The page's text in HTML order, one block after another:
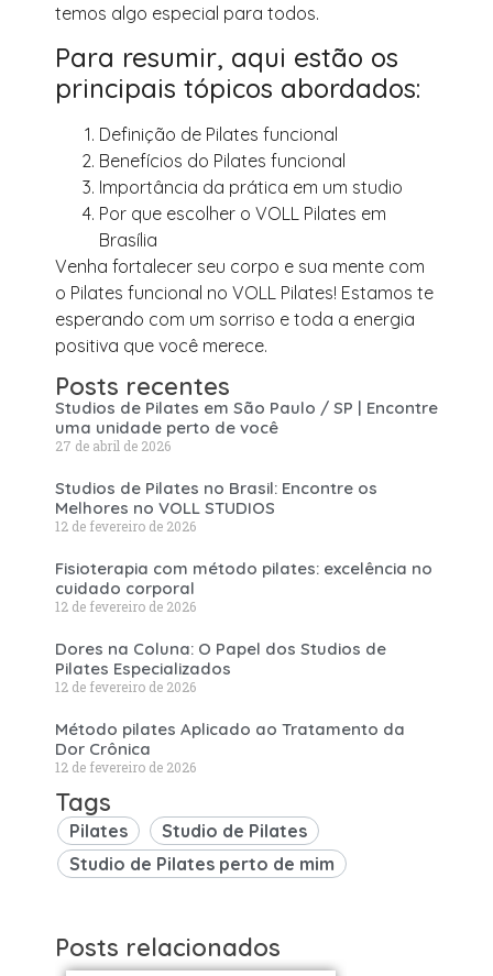
temos algo especial para todos.
Para resumir, aqui estão os
principais tópicos abordados:
Definição de Pilates funcional
Benefícios do Pilates funcional
Importância da prática em um studio
Por que escolher o VOLL Pilates em
Brasília
Venha fortalecer seu corpo e sua mente com
o Pilates funcional no VOLL Pilates! Estamos te
esperando com um sorriso e toda a energia
positiva que você merece.
Posts recentes
Studios de Pilates em São Paulo / SP | Encontre
uma unidade perto de você
27 de abril de 2026
Studios de Pilates no Brasil: Encontre os
Melhores no VOLL STUDIOS
12 de fevereiro de 2026
Fisioterapia com método pilates: excelência no
cuidado corporal
12 de fevereiro de 2026
Dores na Coluna: O Papel dos Studios de
Pilates Especializados
12 de fevereiro de 2026
Método pilates Aplicado ao Tratamento da
Dor Crônica
12 de fevereiro de 2026
Tags
Pilates
Studio de Pilates
Studio de Pilates perto de mim
Posts relacionados